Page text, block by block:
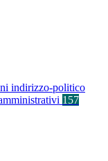
indirizzo-politico
157